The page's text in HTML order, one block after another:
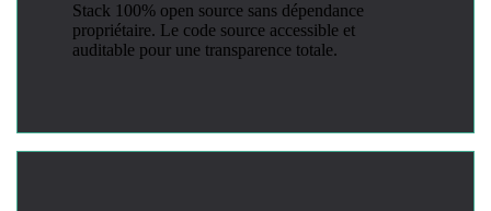
Stack 100% open source sans dépendance
propriétaire. Le code source accessible et
auditable pour une transparence totale.